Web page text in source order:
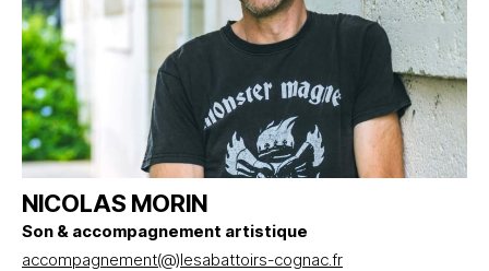
NICOLAS MORIN
Son & accompagnement artistique
accompagnement(@)lesabattoirs-cognac.fr